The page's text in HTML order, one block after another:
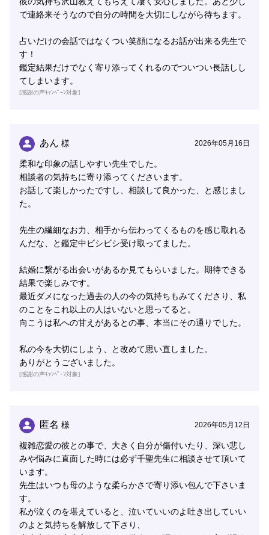
で連絡来そうなので自分の時間を大切にしながら待ちます。
占いだけの会話ではなくつい笑顔になるお話が出来る先生で
す！
鑑定結果だけでなく寄り添ってくれるのでついつい長話しし
てしまいます。
[感謝の声ｷｬﾝﾍﾟｰﾝ対象]
あん 様 2026年05月16日
柔和な印象の話しやすい先生でした。
相談者の気持ちに寄り添ってくださいます。
お話して楽しかったですし、相談して良かった、と感じまし
た。
先生の繊細なお力、相手から伝わってくるものを感じ取れる
んだな、と鑑定中ビシビシ受け取ってました。
結婚に繋がる出会いがあるか見てもらいました。期待できる
結果で楽しみです。
最近ダメになった過去の人の今の気持ちもみてくださり、私
のことをこれ以上の人はいないと思ってると。
向こうは私への甘えがあるとの事、本当にその通りでした。
私の今を大切にしよう、と改めて思い直しました。
ありがとうございました。
[感謝の声ｷｬﾝﾍﾟｰﾝ対象]
匿名 様 2026年05月12日
複雑恋愛の彼との事で、大きく自分が傷付いたり、深い悲し
みや悩みに直面した時には必ず千聖先生に相談させて頂いて
います。
先生はいつも母のような柔らかさで寄り添い包んで下さいま
す。
私が泣くのを堪えていると、泣いていいのよ吐き出していい
のよと気持ちを解放して下さり、